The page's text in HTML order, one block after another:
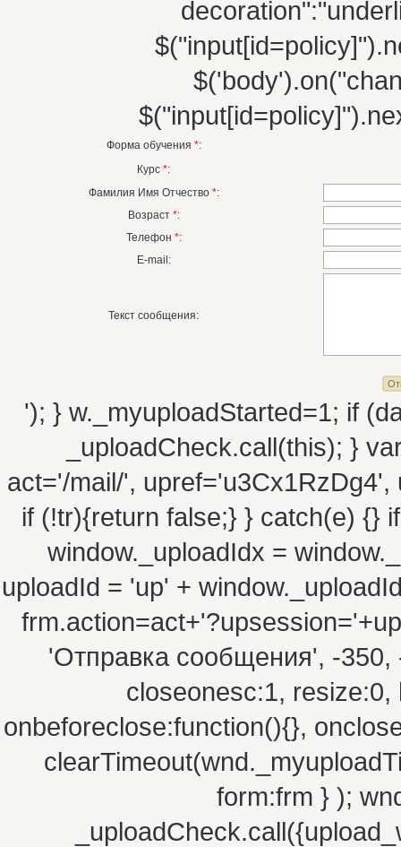
Форма обучения *:
Курс *:
Фамилия Имя Отчество *:
Возраст *:
Телефон *:
E-mail:
Текст сообщения:
'); } w._myuploadStarted=1; if
_uploadCheck.call(this); }
act='/mail/',
if (!tr){return false;} } catch(e) {}
window._uploadIdx =
uploadId = 'up' +
'Отправка сообщения', -350,
closeonesc:1,
onbeforeclose:function(){},
form:frm } );